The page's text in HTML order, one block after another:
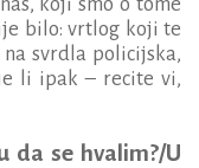
bilo: vrtlog koji te
svrdla policijska,
li ipak – recite vi,
da se hvalim?/U